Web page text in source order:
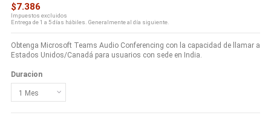
$7.386
Impuestos excluidos
Entrega de 1 a 5 días hábiles. Generalmente al día siguiente.
Obtenga Microsoft Teams Audio Conferencing con la capacidad de llamar a
Estados Unidos/Canadá para usuarios con sede en India.
Duracion